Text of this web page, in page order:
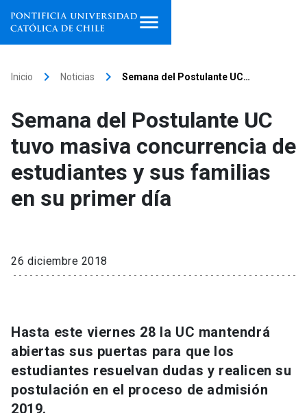
Facultades, escuelas e
institutos
Investigación
Información para keyboard_arrow_down
Futuros estudiantes
Go to english site launch
Inicio keyboard_arrow_right Noticias keyboard_arrow_right Semana del Postulante UC…
Semana del Postulante UC
tuvo masiva concurrencia de
estudiantes y sus familias
en su primer día
26 diciembre 2018
Hasta este viernes 28 la UC mantendrá
abiertas sus puertas para que los
estudiantes resuelvan dudas y realicen su
postulación en el proceso de admisión
2019.